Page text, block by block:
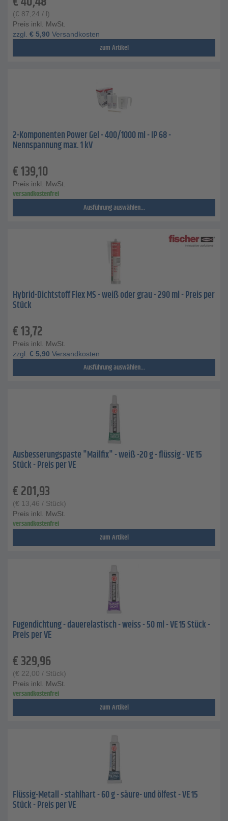
(€ 87,24 / l)
Preis inkl. MwSt.
zzgl. € 5,90 Versandkosten
zum Artikel
2-Komponenten Power Gel - 400/1000 ml - IP 68 -
Nennspannung max. 1 kV
€139,10
Preis inkl. MwSt.
versandkostenfrei
Ausführung auswählen...
Hybrid-Dichtstoff Flex MS - weiß oder grau - 290 ml - Preis per
Stück
€13,72
Preis inkl. MwSt.
zzgl. € 5,90 Versandkosten
Ausführung auswählen...
Ausbesserungspaste "Mailfix" - weiß -20 g - flüssig - VE 15
Stück - Preis per VE
€201,93
(€ 13,46 / Stück)
Preis inkl. MwSt.
versandkostenfrei
zum Artikel
Fugendichtung - dauerelastisch - weiss - 50 ml - VE 15 Stück -
Preis per VE
€329,96
(€ 22,00 / Stück)
Preis inkl. MwSt.
versandkostenfrei
zum Artikel
Flüssig-Metall - stahlhart - 60 g - säure- und ölfest - VE 15
Stück - Preis per VE